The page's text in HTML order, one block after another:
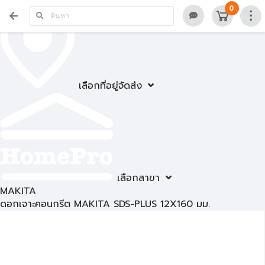
เลือกที่อยู่จัดส่ง
เลือกสาขา
0
MAKITA
ดอกเจาะคอนกรีต MAKITA SDS-PLUS 12X160 มม.